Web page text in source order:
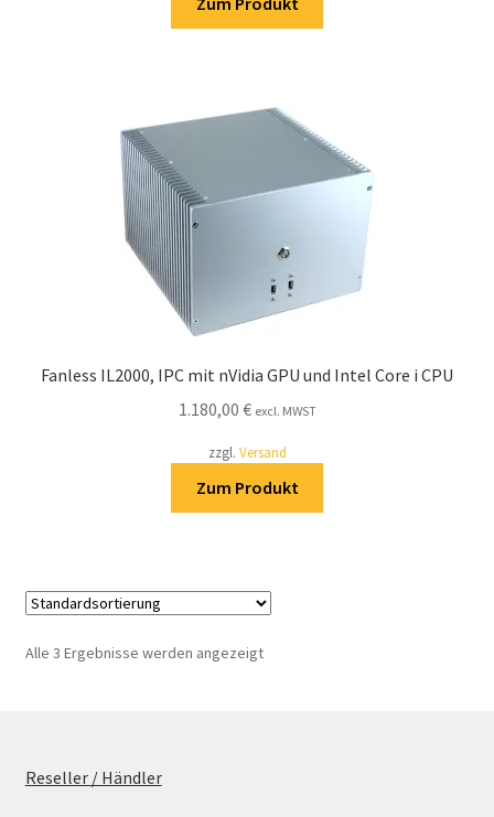
Fanless IL2000, IPC mit nVidia GPU und Intel Core i CPU
1.180,00 € excl. MWST
zzgl. Versand
Zum Produkt
Alle 3 Ergebnisse werden angezeigt
Reseller / Händler